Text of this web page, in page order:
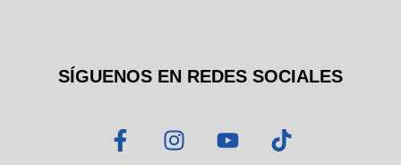
SÍGUENOS EN REDES SOCIALES
F
a
I
n
Y
o
T
i